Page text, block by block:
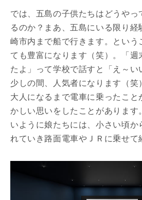
では、五島の子供たちはどうやっ
るのか？まあ、五島にいる限り経
崎市内まで船で行きます。という
ても豊富になります（笑）。「週
たよ」って学校で話すと「え～い
少しの間、人気者になります（笑
大人になるまで電車に乗ったこと
かしい思いをしたことがあります
いように娘たちには、小さい頃か
れていき路面電車やＪＲに乗せて